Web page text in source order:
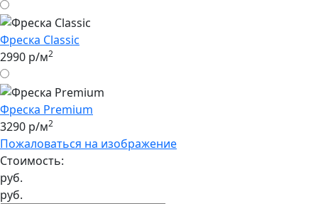
Фреска Classic
2990 р/м2
Фреска Premium
3290 р/м2
Пожаловаться на изображение
Стоимость:
руб.
руб.